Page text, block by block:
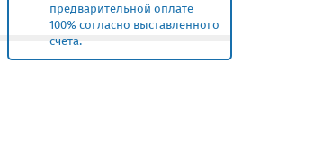
предварительной оплате
100% согласно выставленного
счета.